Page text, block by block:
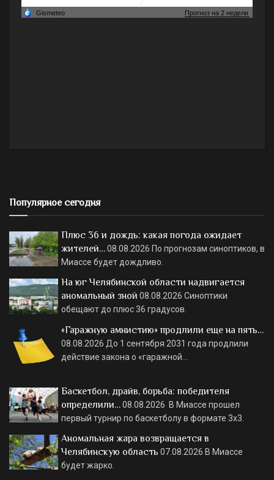
Популярное сегодня
Плюс 36 и дождь: какая погода ожидает
жителей…08.08.2026 По прогнозам синоптиков, в
Миассе будет дождливо.
На юг Челябинской области надвигается
аномальный зной 08.08.2026 Синоптики
обещают до плюс 36 градусов.
«Гаражную амнистию» продлили еще на пять…
08.08.2026 До 1 сентября 2031 года продлили
действие закона о «гаражной…
Баскетбол, драйв, борьба: победителя
определили…08.08.2026 В Миассе прошел
первый турнир по баскетболу в формате 3х3.
Аномальная жара возвращается в
Челябинскую область 07.08.2026 В Миассе
будет жарко.